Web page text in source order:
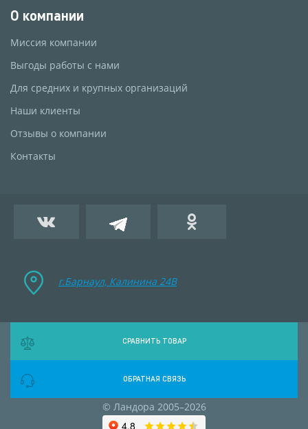
О компании
Миссия компании
Выгоды работы с нами
Для средних и крупных организаций
Наши клиенты
Отзывы о компании
Контакты
г.Барнаул, Калинина 24B
© Ландора 2005–2026
СРАВНИТЬ ТОВАР
ОБРАТНАЯ СВЯЗЬ